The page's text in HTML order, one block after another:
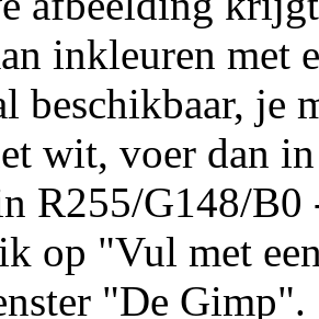
inkleuren met
beschikbaar, je
wit, voer dan
R255/G148/B0
op "Vul met
"De Gimp".